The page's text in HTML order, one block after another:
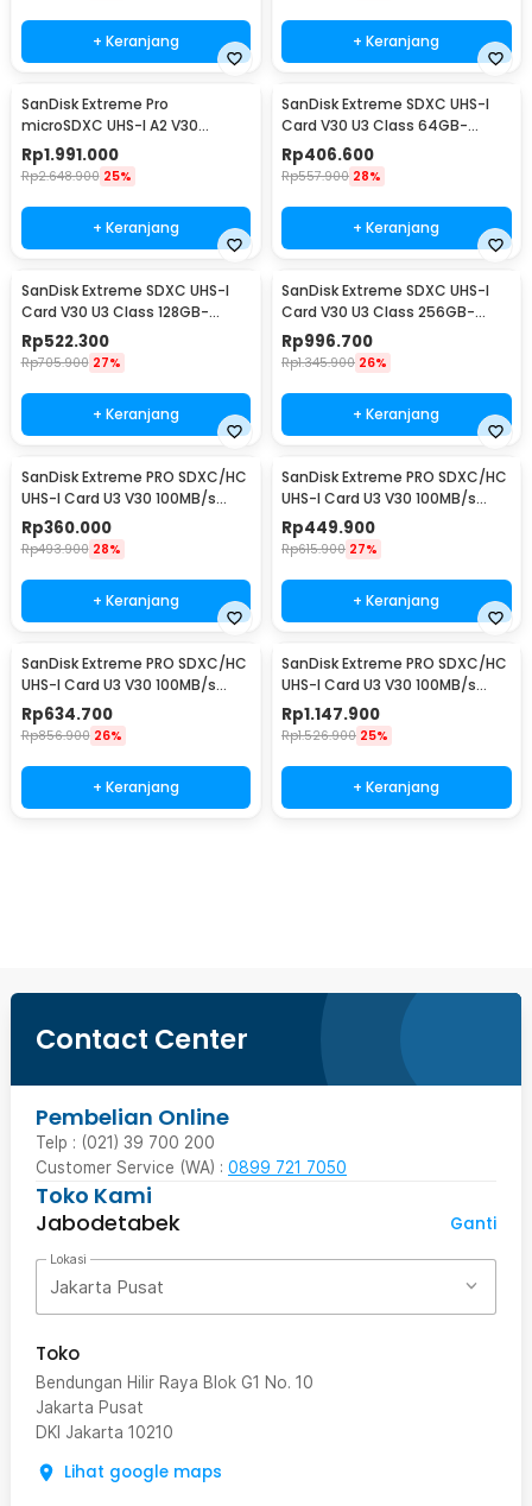
+ Keranjang + Keranjang
SanDisk Extreme Pro
microSDXC UHS-I A2 V30
200MB/s 512GB-SDSQXCD-
512G
Rp1.991.000
Rp2.648.900 25%
+ Keranjang
SanDisk Extreme SDXC UHS-I
Card V30 U3 Class 64GB-
SDSDXV2-064G - SDSDXV
Rp406.600
Rp557.900 28%
+ Keranjang
SanDisk Extreme SDXC UHS-I
Card V30 U3 Class 128GB-
SDSDXVA-128G - SDSDXV
Rp522.300
Rp705.900 27%
+ Keranjang
SanDisk Extreme SDXC UHS-I
Card V30 U3 Class 256GB-
SDSDXVV-256G - SDSDXV
Rp996.700
Rp1.345.900 26%
+ Keranjang
SanDisk Extreme PRO SDXC/HC
UHS-I Card U3 V30 100MB/s
200MB/s 32GB-SDSDXXO-032G
Rp360.000
Rp493.900 28%
+ Keranjang
SanDisk Extreme PRO SDXC/HC
UHS-I Card U3 V30 100MB/s
200MB/s 64GB-SDSDXXU-
064G
Rp449.900
Rp615.900 27%
+ Keranjang
SanDisk Extreme PRO SDXC/HC
UHS-I Card U3 V30 100MB/s
200MB/s 128GB-SDSDXXD-128G
Rp634.700
Rp856.900 26%
+ Keranjang
SanDisk Extreme PRO SDXC/HC
UHS-I Card U3 V30 100MB/s
200MB/s 256GB-SDSDXXD-
256G
Rp1.147.900
Rp1.526.900 25%
+ Keranjang
Contact Center
Pembelian Online
Telp : (021) 39 700 200
Customer Service (WA) : 0899 721 7050
Toko Kami
Jabodetabek
Ganti
Lokasi
Jakarta Pusat
Toko
Bendungan Hilir Raya Blok G1 No. 10
Jakarta Pusat
DKI Jakarta 10210
Lihat google maps